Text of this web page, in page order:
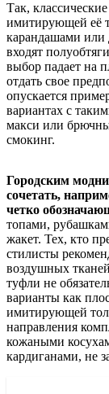
Так,
имитирующей её
карандашами или
входят
выбор падает на
отдать свое
опускается
вариантах с
макси или
смокинг.
Городским
сочетать,
четко
топами,
жакет. Тех, кто
стилисты
воздушных
туфли не
варианты как
имитирующей
направления
кожаными
кардиганами, не